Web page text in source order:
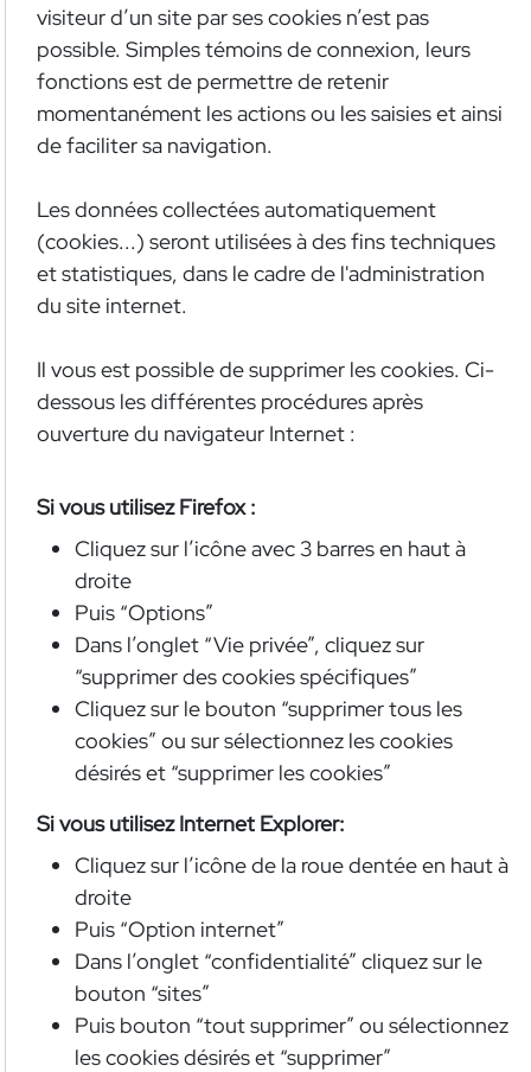
visiteur d’un site par ses cookies n’est pas
possible. Simples témoins de connexion, leurs
fonctions est de permettre de retenir
momentanément les actions ou les saisies et ainsi
de faciliter sa navigation.
Les données collectées automatiquement
(cookies...) seront utilisées à des fins techniques
et statistiques, dans le cadre de l'administration
du site internet.
Il vous est possible de supprimer les cookies. Ci-
dessous les différentes procédures après
ouverture du navigateur Internet :
Si vous utilisez Firefox :
Cliquez sur l’icône avec 3 barres en haut à
droite
Puis “Options”
Dans l’onglet “Vie privée”, cliquez sur
“supprimer des cookies spécifiques”
Cliquez sur le bouton “supprimer tous les
cookies” ou sur sélectionnez les cookies
désirés et “supprimer les cookies”
Si vous utilisez Internet Explorer:
Cliquez sur l’icône de la roue dentée en haut à
droite
Puis “Option internet”
Dans l’onglet “confidentialité” cliquez sur le
bouton “sites”
Puis bouton “tout supprimer” ou sélectionnez
les cookies désirés et “supprimer”